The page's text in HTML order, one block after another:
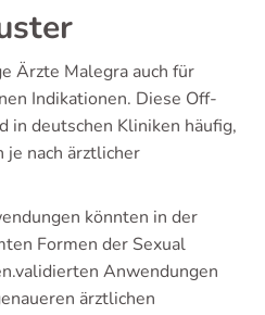
Ärzte Malegra auch für
Indikationen. Diese Off-
in deutschen Kliniken häufig,
je nach ärztlicher
könnten in der
Formen der Sexual
Anwendungen
ärztlichen